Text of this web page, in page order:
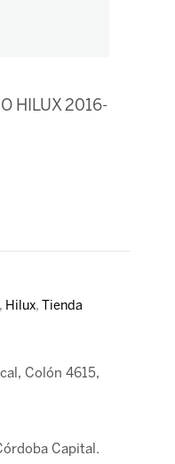
HILUX 2016-
, Hilux, Tienda
Colón 4615,
Capital.